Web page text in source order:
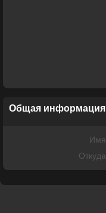
Общая информация
Имя
Откуда